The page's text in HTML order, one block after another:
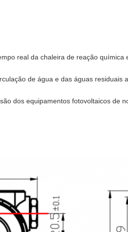
real da chaleira de reação química
de água e das águas residuais
dos equipamentos fotovoltaicos de